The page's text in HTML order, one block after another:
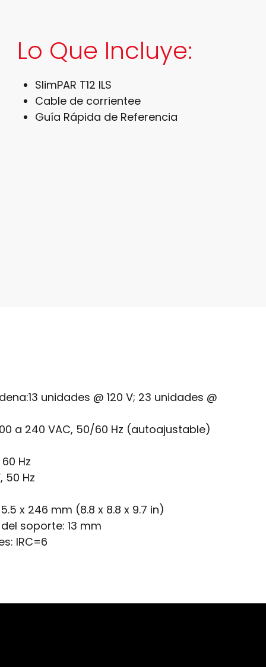
Lo Que Incluye:
SlimPAR T12 ILS
Cable de corrientee
Guía Rápida de Referencia
13 unidades @ 120 V; 23 unidades @
a 240 VAC, 50/60 Hz (autoajustable)
Hz
50 Hz
x 246 mm (8.8 x 8.8 x 9.7 in)
soporte: 13 mm
IRC=6